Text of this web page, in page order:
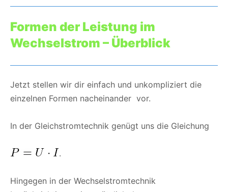
Formen der Leistung im
Wechselstrom – Überblick
Jetzt stellen wir dir einfach und unkompliziert die
einzelnen Formen nacheinander vor.
In der Gleichstromtechnik genügt uns die Gleichung
.
Hingegen in der Wechselstromtechnik